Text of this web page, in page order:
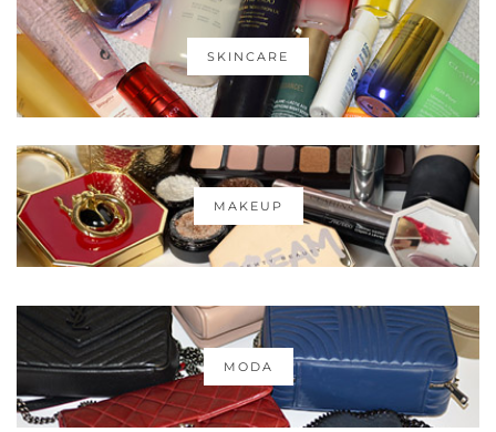
SKINCARE
MAKEUP
MODA